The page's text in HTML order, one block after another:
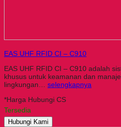
EAS UHF RFID CI – C910
EAS UHF RFID CI – C910 adalah
khusus untuk keamanan dan
lingkungan… selengkapnya
*Harga Hubungi CS
Tersedia
Hubungi Kami